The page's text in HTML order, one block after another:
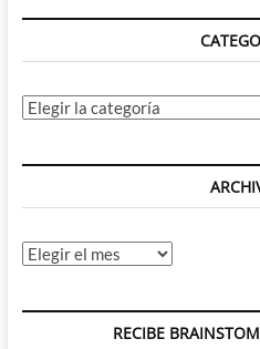
Patty
Categorías
Archivos
RECIBE